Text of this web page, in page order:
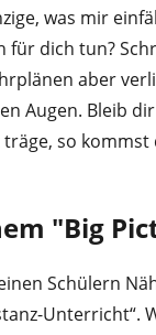
was mir
für dich tun?
aber
Augen. Bleib
träge, so
"Big
Schülern
Unterricht“.